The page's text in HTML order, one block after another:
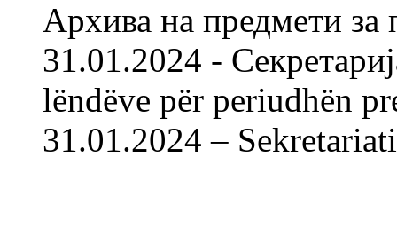
Архива на предмети
31.01.2024 -
lëndëve për periudhën
31.01.2024 –